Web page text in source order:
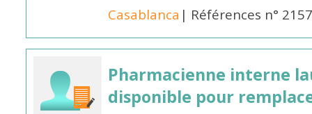
Casablanca | Références n°
Pharmacienne interne
disponible pour